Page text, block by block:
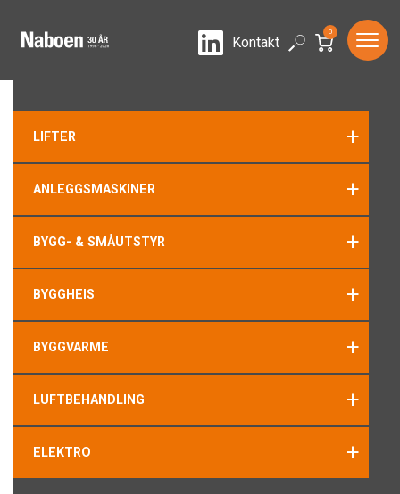
LinkedIn
Kontakt Search
0
LIFTER +
ANLEGGSMASKINER +
BYGG- & SMÅUTSTYR +
BYGGHEIS +
BYGGVARME +
LUFTBEHANDLING +
ELEKTRO +